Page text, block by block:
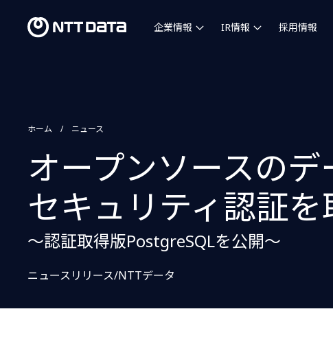
企業情報 IR情報 採用情報
ホーム ニュース
オープンソースの
セキュリティ認証を
〜認証取得版PostgreSQLを公開〜
ニュースリリース/NTTデータ